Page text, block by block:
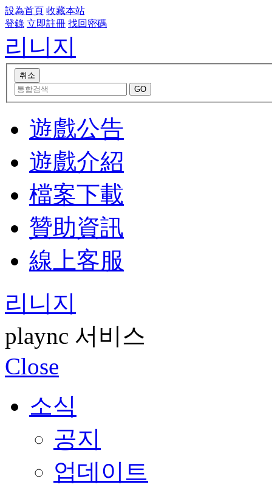
設為首頁 收藏本站
登錄 立即註冊 找回密碼
리니지
遊戲公告
遊戲介紹
檔案下載
贊助資訊
線上客服
리니지
plaync 서비스
Close
소식
공지
업데이트